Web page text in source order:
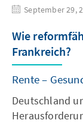
September 29,
Wie
Frankreich?
Rente –
Deutschland